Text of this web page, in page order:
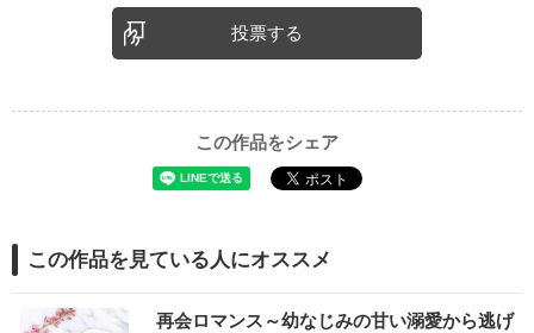
投票する
この作品をシェア
この作品を見ている人にオススメ
再会ロマンス～幼なじみの甘い溺愛から逃げ